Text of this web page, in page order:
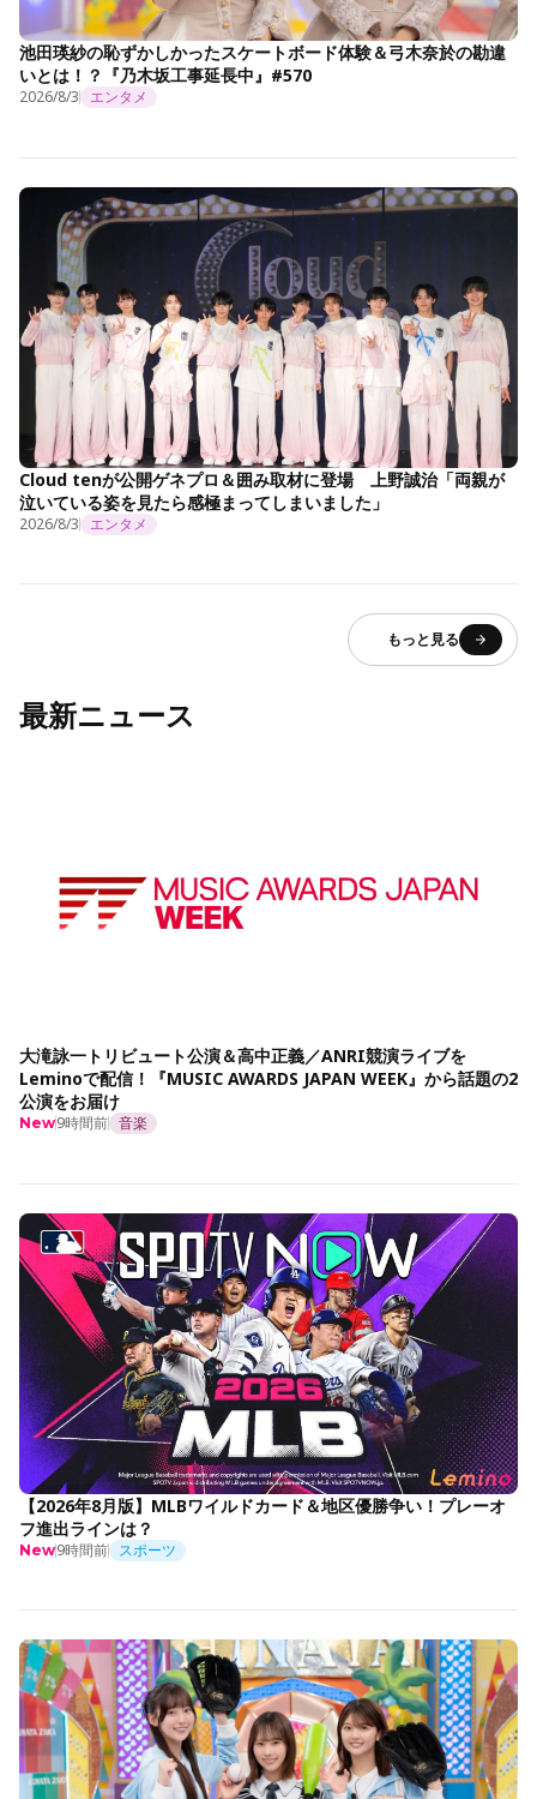
池田瑛紗の恥ずかしかったスケートボード体験＆弓木奈於の勘違
いとは！？『乃木坂工事延長中』#570
2026/8/3 エンタメ
Cloud tenが公開ゲネプロ＆囲み取材に登場 上野誠治「両親が
泣いている姿を見たら感極まってしまいました」
2026/8/3 エンタメ
もっと見る
最新ニュース
大滝詠一トリビュート公演＆高中正義／ANRI競演ライブを
Leminoで配信！『MUSIC AWARDS JAPAN WEEK』から話題の2
公演をお届け
New9時間前 音楽
【2026年8月版】MLBワイルドカード＆地区優勝争い！プレーオ
フ進出ラインは？
New9時間前 スポーツ